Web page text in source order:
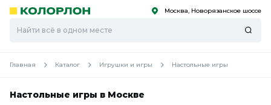
Скоро
Скоро Москва, Новорязанское шоссе
Главная Каталог Игрушки и игры Настольные игры
Настольные игры в Москве